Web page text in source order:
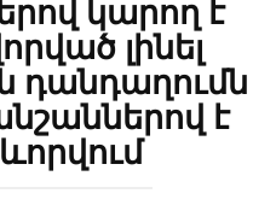
կարող է
լինել
դանդաղումն
է